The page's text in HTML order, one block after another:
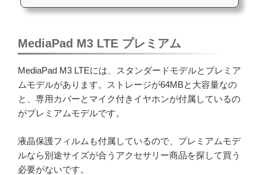
MediaPad M3 LTE プレミアム
MediaPad M3 LTEには、スタンダードモデルとプレミア
ムモデルがあります。ストレージが64MBと大容量なの
と、専用カバーとマイク付きイヤホンが付属しているの
がプレミアムモデルです。
液晶保護フィルムも付属しているので、プレミアムモデ
ルなら別途サイズが合うアクセサリー商品を探して買う
必要がないです。